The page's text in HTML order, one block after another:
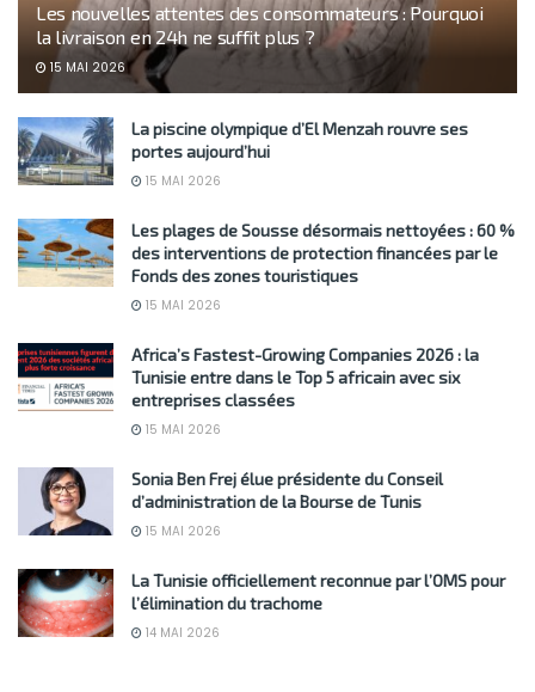
Les nouvelles attentes des consommateurs : Pourquoi
la livraison en 24h ne suffit plus ?
15 MAI 2026
La piscine olympique d’El Menzah rouvre ses
portes aujourd’hui
15 MAI 2026
Les plages de Sousse désormais nettoyées : 60 %
des interventions de protection financées par le
Fonds des zones touristiques
15 MAI 2026
Africa’s Fastest-Growing Companies 2026 : la
Tunisie entre dans le Top 5 africain avec six
entreprises classées
15 MAI 2026
Sonia Ben Frej élue présidente du Conseil
d’administration de la Bourse de Tunis
15 MAI 2026
La Tunisie officiellement reconnue par l’OMS pour
l’élimination du trachome
14 MAI 2026